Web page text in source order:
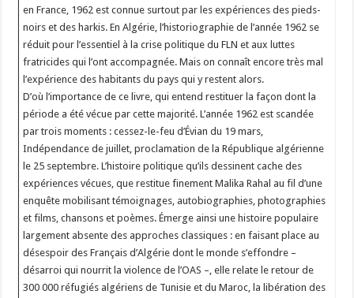
en France, 1962 est connue surtout par les expériences des pieds-
noirs et des harkis. En Algérie, l’historiographie de l’année 1962 se
réduit pour l’essentiel à la crise politique du FLN et aux luttes
fratricides qui l’ont accompagnée. Mais on connaît encore très mal
l’expérience des habitants du pays qui y restent alors.
D’où l’importance de ce livre, qui entend restituer la façon dont la
période a été vécue par cette majorité. L’année 1962 est scandée
par trois moments : cessez-le-feu d’Évian du 19 mars,
Indépendance de juillet, proclamation de la République algérienne
le 25 septembre. L’histoire politique qu’ils dessinent cache des
expériences vécues, que restitue finement Malika Rahal au fil d’une
enquête mobilisant témoignages, autobiographies, photographies
et films, chansons et poèmes. Émerge ainsi une histoire populaire
largement absente des approches classiques : en faisant place au
désespoir des Français d’Algérie dont le monde s’effondre –
désarroi qui nourrit la violence de l’OAS –, elle relate le retour de
300 000 réfugiés algériens de Tunisie et du Maroc, la libération des